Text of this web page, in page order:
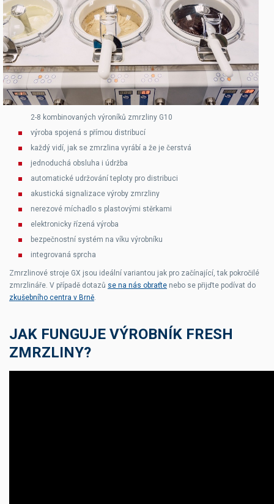
2-8 kombinovaných výroníků zmrzliny G10
výroba spojená s přímou distribucí
každý vidí, jak se zmrzlina vyrábí a že je čerstvá
jednoduchá obsluha i údržba
automatické udržování teploty pro distribuci
akustická signalizace výroby zmrzliny
nerezové míchadlo s plastovými stěrkami
elektronicky řízená výroba
bezpečnostní systém na víku výrobníku
integrovaná sprcha
Zmrzlinové stroje GX jsou ideální variantou jak pro začínající, tak pokročilé
zmrzlináře. V případě dotazů se na nás obraťte nebo se přijďte podívat do
zkušebního centra v Brně
JAK FUNGUJE VÝROBNÍK FRESH
ZMRZLINY?